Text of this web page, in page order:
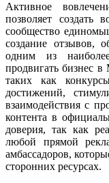
Активное
позволяет создать
сообщество
создание отзывов,
одним из
продвигать бизнес
таких как
достижений,
взаимодействия с
контента в
доверия, так как
любой прямой
амбассадоров,
сторонних ресурсах.